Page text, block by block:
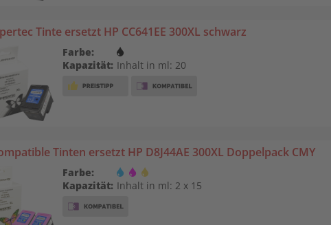
Tinte ersetzt HP CC641EE 300XL schwarz
Farbe:
Kapazität: Inhalt in ml: 20
Tinten ersetzt HP D8J44AE 300XL Doppelpack CMY
Farbe:
Kapazität: Inhalt in ml: 2 x 15